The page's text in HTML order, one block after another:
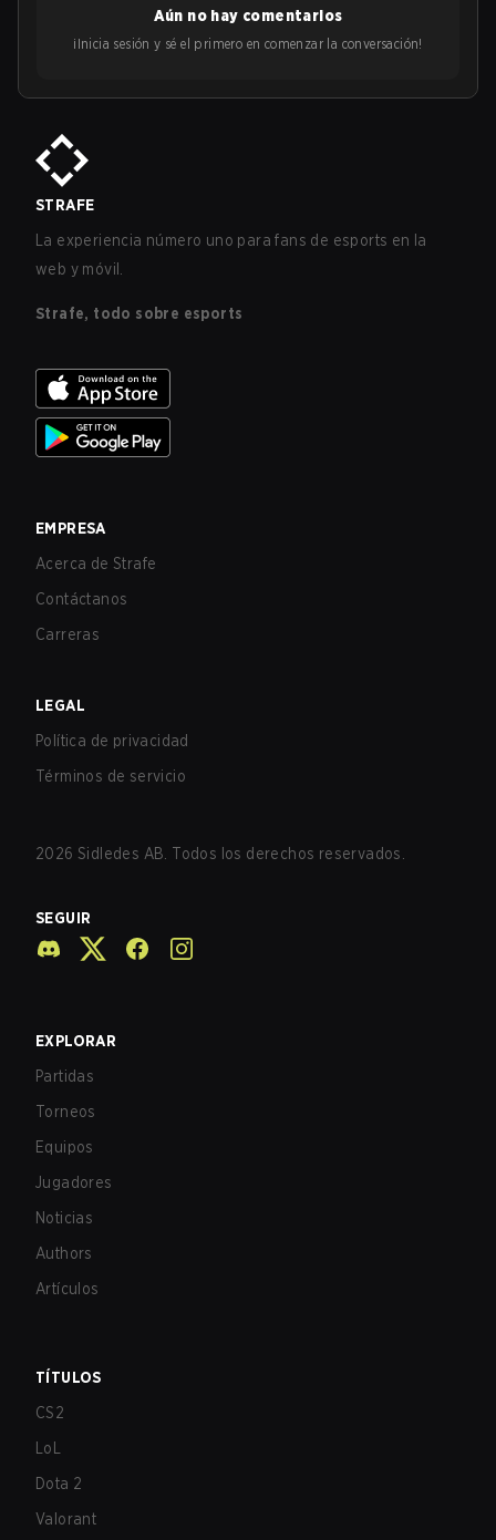
Aún no hay comentarios
¡Inicia sesión y sé el primero en comenzar la conversación!
STRAFE
La experiencia número uno para fans de esports en la
web y móvil.
Strafe, todo sobre esports
EMPRESA
Acerca de Strafe
Contáctanos
Carreras
LEGAL
Política de privacidad
Términos de servicio
2026 Sidledes AB. Todos los derechos reservados.
SEGUIR
EXPLORAR
Partidas
Torneos
Equipos
Jugadores
Noticias
Authors
Artículos
TÍTULOS
CS2
LoL
Dota 2
Valorant